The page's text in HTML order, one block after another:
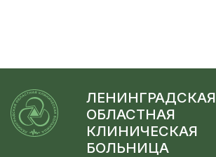
ЛЕНИНГРАДСКАЯ
ОБЛАСТНАЯ
КЛИНИЧЕСКАЯ
БОЛЬНИЦА